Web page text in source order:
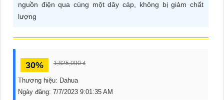
nguồn điện qua cùng một dây cáp, không bị giảm chất
lượng
30% 1,825,000 ₫
Thương hiệu: Dahua
Ngày đăng: 7/7/2023 9:01:35 AM